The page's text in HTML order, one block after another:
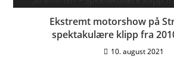
Ekstremt motorshow på
spektakulære klipp fra
10. august 2021